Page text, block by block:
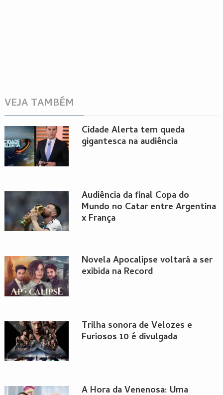
VEJA TAMBÉM
Cidade Alerta tem queda
gigantesca na audiência
Audiência da final Copa do
Mundo no Catar entre Argentina
x França
Novela Apocalipse voltará a ser
exibida na Record
Trilha sonora de Velozes e
Furiosos 10 é divulgada
A Hora da Venenosa: Uma